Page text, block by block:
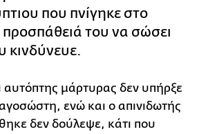
που πνίγηκε στο
του να σώσει
κινδύνευε.
αυτόπτης μάρτυρας δεν υπήρξε
ενώ και ο απινιδωτής
δεν δούλεψε, κάτι που